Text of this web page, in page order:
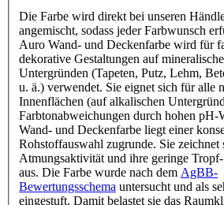
Die Farbe wird direkt bei unseren
angemischt, sodass jeder Farbwunsch
Auro Wand- und Deckenfarbe wird für
dekorative Gestaltungen auf
Untergründen (Tapeten, Putz, Lehm,
u. ä.) verwendet. Sie eignet sich für alle
Innenflächen (auf alkalischen
Farbtonabweichungen durch hohen pH-
Wand- und Deckenfarbe liegt einer
Rohstoffauswahl zugrunde. Sie zeichnet
Atmungsaktivität und ihre geringe
aus. Die Farbe wurde nach dem AgBB-
Bewertungsschema untersucht und als
eingestuft. Damit belastet sie das